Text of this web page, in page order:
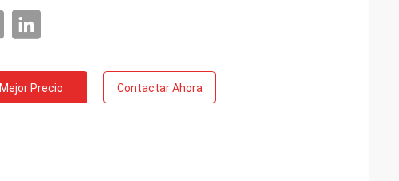
Mejor Precio Contactar Ahora